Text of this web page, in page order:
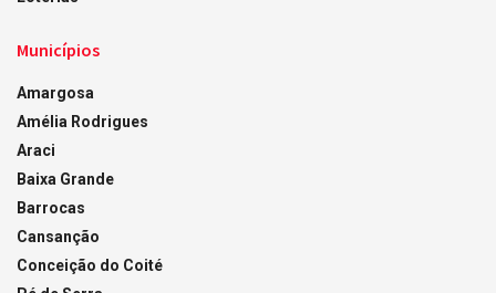
Municípios
Amargosa
Amélia Rodrigues
Araci
Baixa Grande
Barrocas
Cansanção
Conceição do Coité